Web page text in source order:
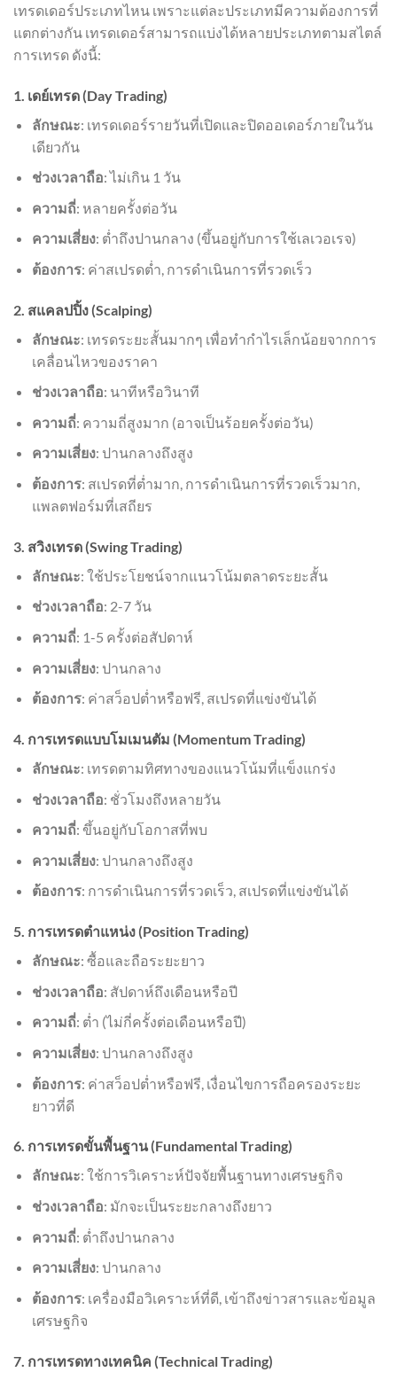
เทรดเดอร์ประเภทไหน เพราะแต่ละประเภทมีความต้องการที่
แตกต่างกัน เทรดเดอร์สามารถแบ่งได้หลายประเภทตามสไตล์
การเทรด ดังนี้:
1. เดย์เทรด (Day Trading)
ลักษณะ: เทรดเดอร์รายวันที่เปิดและปิดออเดอร์ภายในวัน
เดียวกัน
ช่วงเวลาถือ: ไม่เกิน 1 วัน
ความถี่: หลายครั้งต่อวัน
ความเสี่ยง: ต่ำถึงปานกลาง (ขึ้นอยู่กับการใช้เลเวอเรจ)
ต้องการ: ค่าสเปรดต่ำ, การดำเนินการที่รวดเร็ว
2. สแคลปปิ้ง (Scalping)
ลักษณะ: เทรดระยะสั้นมากๆ เพื่อทำกำไรเล็กน้อยจากการ
เคลื่อนไหวของราคา
ช่วงเวลาถือ: นาทีหรือวินาที
ความถี่: ความถี่สูงมาก (อาจเป็นร้อยครั้งต่อวัน)
ความเสี่ยง: ปานกลางถึงสูง
ต้องการ: สเปรดที่ต่ำมาก, การดำเนินการที่รวดเร็วมาก,
แพลตฟอร์มที่เสถียร
3. สวิงเทรด (Swing Trading)
ลักษณะ: ใช้ประโยชน์จากแนวโน้มตลาดระยะสั้น
ช่วงเวลาถือ: 2-7 วัน
ความถี่: 1-5 ครั้งต่อสัปดาห์
ความเสี่ยง: ปานกลาง
ต้องการ: ค่าสว็อปต่ำหรือฟรี, สเปรดที่แข่งขันได้
4. การเทรดแบบโมเมนตัม (Momentum Trading)
ลักษณะ: เทรดตามทิศทางของแนวโน้มที่แข็งแกร่ง
ช่วงเวลาถือ: ชั่วโมงถึงหลายวัน
ความถี่: ขึ้นอยู่กับโอกาสที่พบ
ความเสี่ยง: ปานกลางถึงสูง
ต้องการ: การดำเนินการที่รวดเร็ว, สเปรดที่แข่งขันได้
5. การเทรดตำแหน่ง (Position Trading)
ลักษณะ: ซื้อและถือระยะยาว
ช่วงเวลาถือ: สัปดาห์ถึงเดือนหรือปี
ความถี่: ต่ำ (ไม่กี่ครั้งต่อเดือนหรือปี)
ความเสี่ยง: ปานกลางถึงสูง
ต้องการ: ค่าสว็อปต่ำหรือฟรี, เงื่อนไขการถือครองระยะ
ยาวที่ดี
6. การเทรดขั้นพื้นฐาน (Fundamental Trading)
ลักษณะ: ใช้การวิเคราะห์ปัจจัยพื้นฐานทางเศรษฐกิจ
ช่วงเวลาถือ: มักจะเป็นระยะกลางถึงยาว
ความถี่: ต่ำถึงปานกลาง
ความเสี่ยง: ปานกลาง
ต้องการ: เครื่องมือวิเคราะห์ที่ดี, เข้าถึงข่าวสารและข้อมูล
เศรษฐกิจ
7. การเทรดทางเทคนิค (Technical Trading)